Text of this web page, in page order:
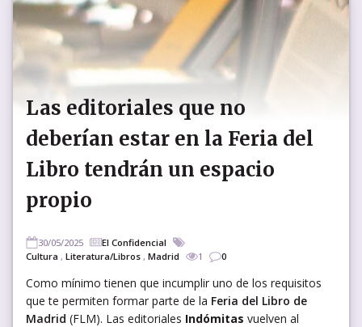
Las editoriales que no
deberían estar en la Feria del
Libro tendrán un espacio
propio
30/05/2025
El Confidencial
Cultura , Literatura/Libros , Madrid 1 0
Como mínimo tienen que incumplir uno de los requisitos
que te permiten formar parte de la Feria del Libro de
Madrid (FLM). Las editoriales Indómitas vuelven al